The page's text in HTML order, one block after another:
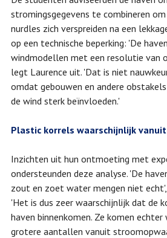
stromingsgegevens te combineren
nurdles zich verspreiden na een
op een technische beperking: 'De
windmodellen met een resolutie van
legt Laurence uit. 'Dat is niet
omdat gebouwen en andere
de wind sterk beïnvloeden.'
Plastic korrels waarschijnlijk
Inzichten uit hun ontmoeting met
ondersteunden deze analyse. 'De
zout en zoet water mengen niet
'Het is dus zeer waarschijnlijk dat de
haven binnenkomen. Ze komen echter
grotere aantallen vanuit